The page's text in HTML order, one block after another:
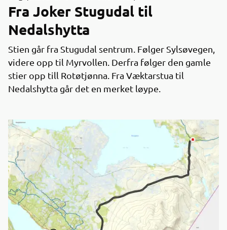
Fra Joker Stugudal til
Nedalshytta
Stien går fra Stugudal sentrum. Følger Sylsøvegen,
videre opp til Myrvollen. Derfra følger den gamle
stier opp till Rotøtjønna. Fra Væktarstua til
Nedalshytta går det en merket løype.